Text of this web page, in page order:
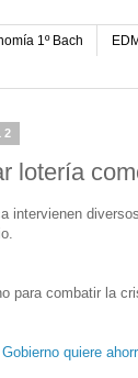
1º Bach
lotería
intervienen
para combatir la
quiere